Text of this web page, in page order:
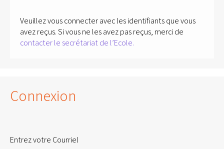
Veuillez vous connecter avec les identifiants que vous
avez reçus. Si vous ne les avez pas reçus, merci de
contacter le secrétariat de l’Ecole.
Connexion
Entrez votre Courriel